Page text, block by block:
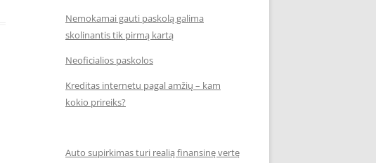
Nemokamai gauti paskolą galima
skolinantis tik pirmą kartą
Neoficialios paskolos
Kreditas internetu pagal amžių – kam
kokio prireiks?
Auto supirkimas turi realią finansinę vertę